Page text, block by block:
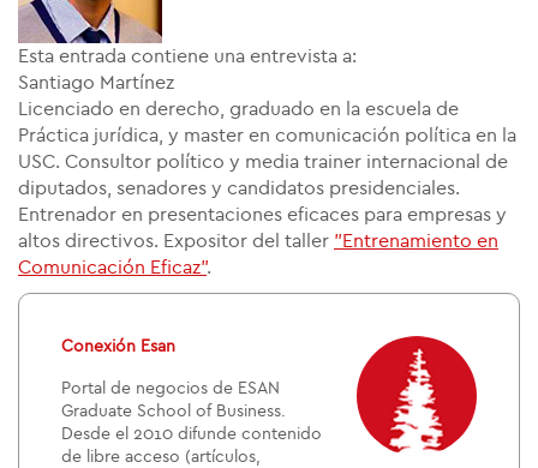
Esta entrada contiene una entrevista a:
Santiago Martínez
Licenciado en derecho, graduado en la escuela de
Práctica jurídica, y master en comunicación política en la
USC. Consultor político y media trainer internacional de
diputados, senadores y candidatos presidenciales.
Entrenador en presentaciones eficaces para empresas y
altos directivos. Expositor del taller "Entrenamiento en
Comunicación Eficaz".
Conexión Esan
Portal de negocios de ESAN
Graduate School of Business.
Desde el 2010 difunde contenido
de libre acceso (artículos,